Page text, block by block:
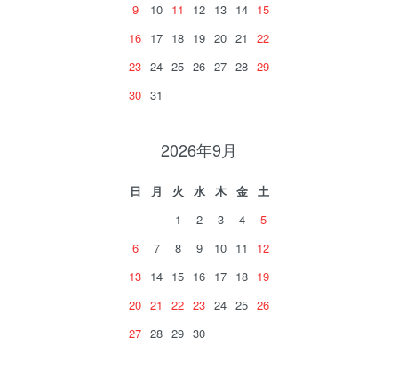
9
10 11 12 13 14 15
16 17 18 19 20 21
22
23 24 25 26 27 28 29
30 31
2026年9月
日 月 火 水 木 金
土
1
2 3 4
5
6
7 8 9 10 11
12
13 14 15 16 17 18 19
20 21 22 23 24 25 26
27 28 29 30